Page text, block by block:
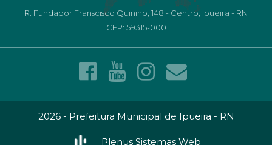
R. Fundador Franscisco Quinino, 148 - Centro, Ipueira - RN
CEP: 59315-000
2026 - Prefeitura Municipal de Ipueira - RN
Plenus Sistemas Web